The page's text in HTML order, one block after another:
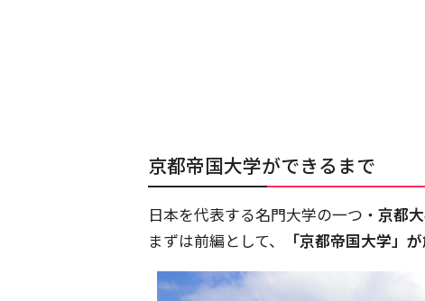
京都帝国大学ができるまで
日本を代表する名門大学の一つ・ 京都
まずは前編として、
「京都帝国大学」